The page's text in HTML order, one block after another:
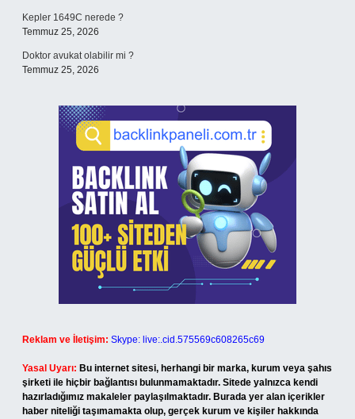
Kepler 1649C nerede ?
Temmuz 25, 2026
Doktor avukat olabilir mi ?
Temmuz 25, 2026
Reklam ve İletişim: Skype: live:.cid.575569c608265c69
Yasal Uyarı: Bu internet sitesi, herhangi bir marka, kurum veya şahıs
şirketi ile hiçbir bağlantısı bulunmamaktadır. Sitede yalnızca kendi
hazırladığımız makaleler paylaşılmaktadır. Burada yer alan içerikler
haber niteliği taşımamakta olup, gerçek kurum ve kişiler hakkında